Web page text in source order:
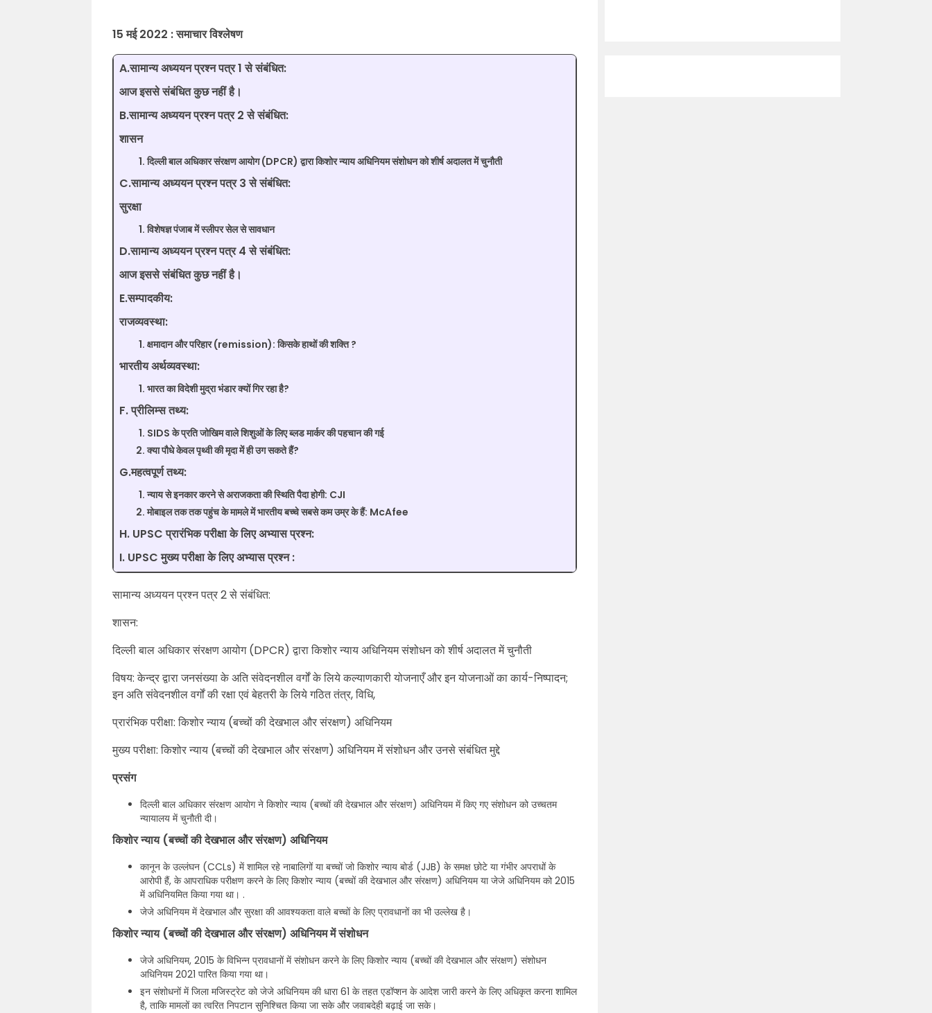
15 मई 2022 : समाचार विश्लेषण
A.सामान्य अध्ययन प्रश्न पत्र 1 से संबंधित:
आज इससे संबंधित कुछ नहीं है।
B.सामान्य अध्ययन प्रश्न पत्र 2 से संबंधित:
शासन
दिल्ली बाल अधिकार संरक्षण आयोग (DPCR) द्वारा किशोर न्याय अधिनियम संशोधन को शीर्ष अदालत में चुनौती
C.सामान्य अध्ययन प्रश्न पत्र 3 से संबंधित:
सुरक्षा
विशेषज्ञ पंजाब में स्लीपर सेल से सावधान
D.सामान्य अध्ययन प्रश्न पत्र 4 से संबंधित:
आज इससे संबंधित कुछ नहीं है।
E.सम्पादकीय:
राजव्यवस्था:
क्षमादान और परिहार (remission): किसके हाथों की शक्ति ?
भारतीय अर्थव्यवस्था:
भारत का विदेशी मुद्रा भंडार क्यों गिर रहा है?
F. प्रीलिम्स तथ्य:
SIDS के प्रति जोखिम वाले शिशुओं के लिए ब्लड मार्कर की पहचान की गई
क्या पौधे केवल पृथ्वी की मृदा में ही उग सकते हैं?
G.महत्वपूर्ण तथ्य:
न्याय से इनकार करने से अराजकता की स्थिति पैदा होगी: CJI
मोबाइल तक तक पहुंच के मामले में भारतीय बच्चे सबसे कम उम्र के हैं: McAfee
H. UPSC प्रारंभिक परीक्षा के लिए अभ्यास प्रश्न:
I. UPSC मुख्य परीक्षा के लिए अभ्यास प्रश्न :
सामान्य अध्ययन प्रश्न पत्र 2 से संबंधित:
शासन:
दिल्ली बाल अधिकार संरक्षण आयोग (DPCR) द्वारा किशोर न्याय अधिनियम संशोधन को शीर्ष अदालत में चुनौती
विषय: केन्द्र द्वारा जनसंख्या के अति संवेदनशील वर्गों के लिये कल्याणकारी योजनाएँ और इन योजनाओं का कार्य-निष्पादन;
इन अति संवेदनशील वर्गों की रक्षा एवं बेहतरी के लिये गठित तंत्र, विधि,
प्रारंभिक परीक्षा: किशोर न्याय (बच्चों की देखभाल और संरक्षण) अधिनियम
मुख्य परीक्षा: किशोर न्याय (बच्चों की देखभाल और संरक्षण) अधिनियम में संशोधन और उनसे संबंधित मुद्दे
प्रसंग
दिल्ली बाल अधिकार संरक्षण आयोग ने किशोर न्याय (बच्चों की देखभाल और संरक्षण) अधिनियम में किए गए संशोधन को उच्चतम
न्यायालय में चुनौती दी।
किशोर न्याय (बच्चों की देखभाल और संरक्षण) अधिनियम
कानून के उल्लंघन (CCLs) में शामिल रहे नाबालिगों या बच्चों जो किशोर न्याय बोर्ड (JJB) के समक्ष छोटे या गंभीर अपराधों के
आरोपी हैं, के आपराधिक परीक्षण करने के लिए किशोर न्याय (बच्चों की देखभाल और संरक्षण) अधिनियम या जेजे अधिनियम को 2015
में अधिनियमित किया गया था। .
जेजे अधिनियम में देखभाल और सुरक्षा की आवश्यकता वाले बच्चों के लिए प्रावधानों का भी उल्लेख है।
किशोर न्याय (बच्चों की देखभाल और संरक्षण) अधिनियम में संशोधन
जेजे अधिनियम, 2015 के विभिन्न प्रावधानों में संशोधन करने के लिए किशोर न्याय (बच्चों की देखभाल और संरक्षण) संशोधन
अधिनियम 2021 पारित किया गया था।
इन संशोधनों में जिला मजिस्ट्रेट को जेजे अधिनियम की धारा 61 के तहत एडॉप्शन के आदेश जारी करने के लिए अधिकृत करना शामिल
है, ताकि मामलों का त्वरित निपटान सुनिश्चित किया जा सके और जवाबदेही बढ़ाई जा सके।